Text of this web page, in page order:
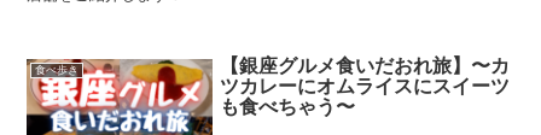
食べ歩き
【銀座グルメ食いだおれ旅】〜カ
ツカレーにオムライスにスイーツ
も食べちゃう〜